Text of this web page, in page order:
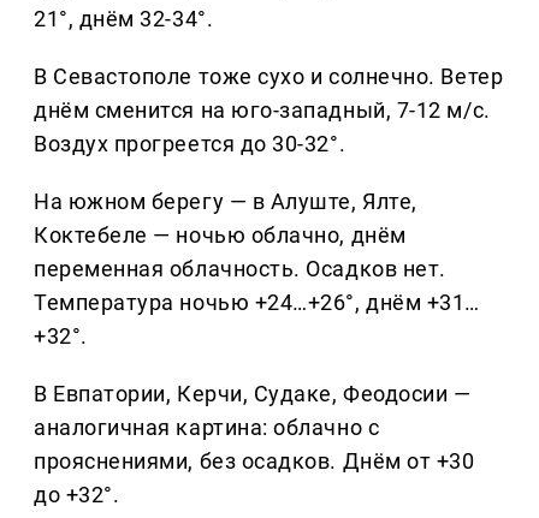
21°, днём 32-34°.
В Севастополе тоже сухо и солнечно. Ветер
днём сменится на юго-западный, 7-12 м/с.
Воздух прогреется до 30-32°.
На южном берегу — в Алуште, Ялте,
Коктебеле — ночью облачно, днём
переменная облачность. Осадков нет.
Температура ночью +24…+26°, днём +31…
+32°.
В Евпатории, Керчи, Судаке, Феодосии —
аналогичная картина: облачно с
прояснениями, без осадков. Днём от +30
до +32°.